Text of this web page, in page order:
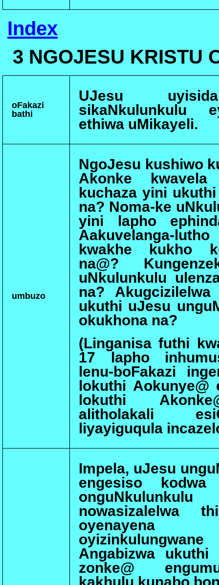
Index
3 NGOJESU KRISTU
oFakazi
bathi
UJesu
sikaNkulunkulu
ethiwa uMikayeli.
umbuzo
NgoJesu kushiwo
Akonke
kuchaza yini
na? Noma-ke
yini lapho
Aakuvelanga-
kwakhe kukho
na@?
uNkulunkulu
na?
ukuthi uJesu
okukhona na?
(Linganisa futhi
17 lapho
lenu-boFakazi
lokuthi Aokunye@
lokuthi
alitholakali
liyayiguqula
Impela, uJesu
engesiso
nowasizalelwa
oyenayena
Angabizwa ukuthi
zonke@